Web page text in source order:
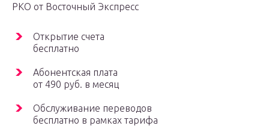
РКО от Восточный Экспресс
Открытие счета
бесплатно
Абонентская плата
от 490 руб. в месяц
Обслуживание переводов
бесплатно в рамках тарифа